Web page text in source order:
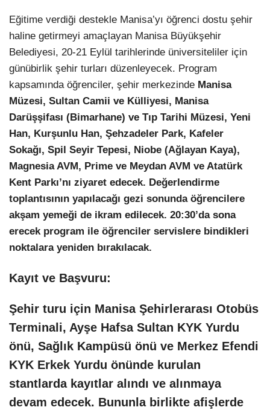
Eğitime verdiği destekle Manisa’yı öğrenci dostu şehir
haline getirmeyi amaçlayan Manisa Büyükşehir
Belediyesi, 20-21 Eylül tarihlerinde üniversiteliler için
günübirlik şehir turları düzenleyecek. Program
kapsamında öğrenciler, şehir merkezinde Manisa
Müzesi, Sultan Camii ve Külliyesi, Manisa
Darüşşifası (Bimarhane) ve Tıp Tarihi Müzesi, Yeni
Han, Kurşunlu Han, Şehzadeler Park, Kafeler
Sokağı, Spil Seyir Tepesi, Niobe (Ağlayan Kaya),
Magnesia AVM, Prime ve Meydan AVM ve Atatürk
Kent Parkı’nı ziyaret edecek. Değerlendirme
toplantısının yapılacağı gezi sonunda öğrencilere
akşam yemeği de ikram edilecek. 20:30’da sona
erecek program ile öğrenciler servislere bindikleri
noktalara yeniden bırakılacak.
Kayıt ve Başvuru:
Şehir turu için Manisa Şehirlerarası Otobüs
Terminali, Ayşe Hafsa Sultan KYK Yurdu
önü, Sağlık Kampüsü önü ve Merkez Efendi
KYK Erkek Yurdu önünde kurulan
stantlarda kayıtlar alındı ve alınmaya
devam edecek. Bununla birlikte afişlerde